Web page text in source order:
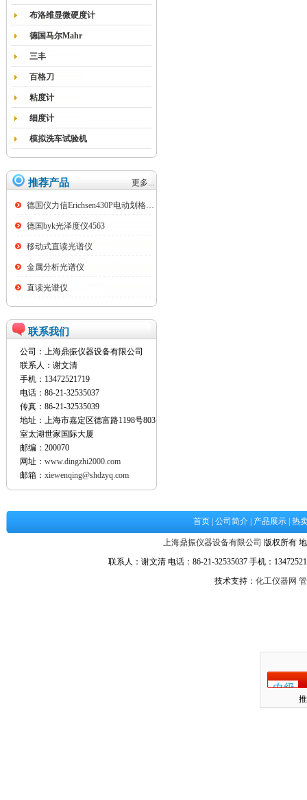
布洛维显微硬度计
德国马尔Mahr
三丰
百格刀
粘度计
细度计
模拟洗车试验机
推荐产品 更多...
德国仪力信Erichsen430P电动划格试验仪
德国byk光泽度仪4563
移动式直读光谱仪
金属分析光谱仪
直读光谱仪
联系我们
公司：上海鼎振仪器设备有限公司
联系人：谢文清
手机：13472521719
电话：86-21-32535037
传真：86-21-32535039
地址：上海市嘉定区德富路1198号803
室太湖世家国际大厦
邮编：200070
网址： www.dingzhi2000.com
邮箱： xiewenqing@shdzyq.com
首页 公司简介 产品展示 热
上海鼎振仪器设备有限公司 版权所有
联系人：谢文清 电话：86-21-32535037 手机：
技术支持： 化工仪器网